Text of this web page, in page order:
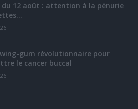
du 12 août : attention à la pénurie
gum révolutionnaire pour
le cancer buccal